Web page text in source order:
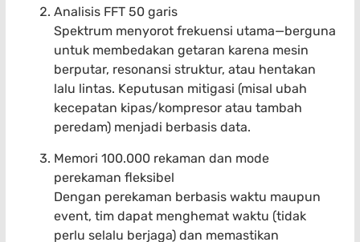
Analisis FFT 50 garis
Spektrum menyorot frekuensi utama—berguna
untuk membedakan getaran karena mesin
berputar, resonansi struktur, atau hentakan
lalu lintas. Keputusan mitigasi (misal ubah
kecepatan kipas/kompresor atau tambah
peredam) menjadi berbasis data.
Memori 100.000 rekaman dan mode
perekaman fleksibel
Dengan perekaman berbasis waktu maupun
event, tim dapat menghemat waktu (tidak
perlu selalu berjaga) dan memastikan